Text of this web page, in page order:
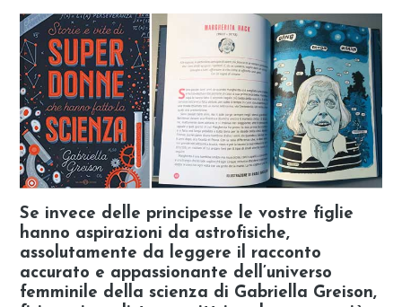
Se invece delle principesse le vostre figlie
hanno aspirazioni da astrofisiche,
assolutamente da leggere il racconto
accurato e appassionante dell’universo
femminile della scienza di Gabriella Greison,